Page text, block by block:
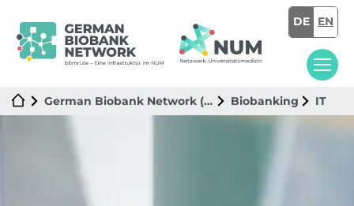
DE EN
German Biobank Network (GBN) Biobanking IT